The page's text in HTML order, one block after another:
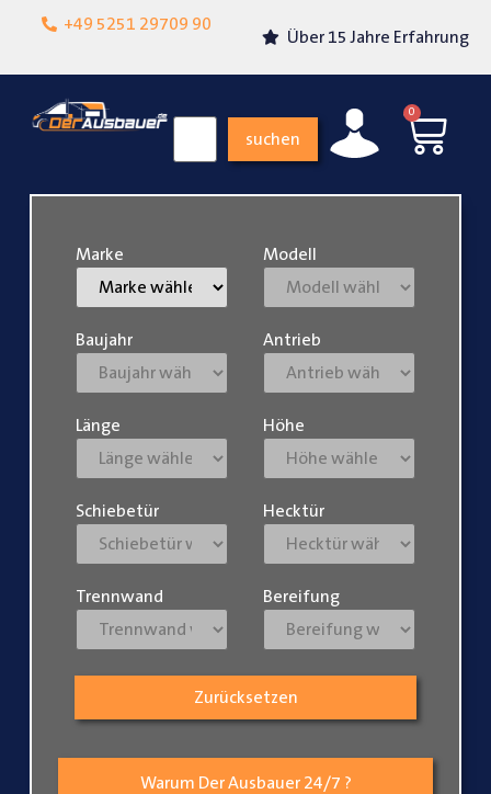
+49 5251 29709 90
Lokalgeschäft in
Über 15 Jahre Erfahrung
suchen
0
Warum Der Ausbauer 24/7 ?
Marke Modell
Baujahr Antrieb
Länge Höhe
Schiebetür Hecktür
Trennwand Bereifung
Zurücksetzen